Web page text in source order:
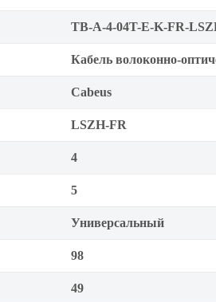
TB-A-4-04T-E-K-FR-
Кабель волоконно-
Cabeus
LSZH-FR
4
5
Универсальный
98
49